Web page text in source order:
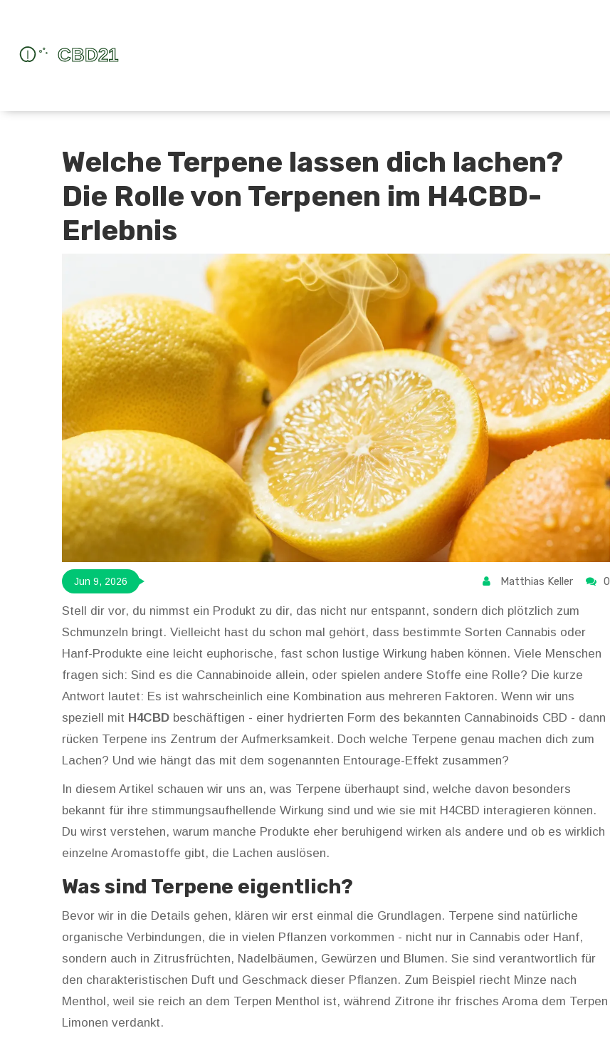
Welche Terpene lassen dich lachen?
Die Rolle von Terpenen im H4CBD-
Erlebnis
Jun 9, 2026 Matthias Keller 0
Stell dir vor, du nimmst ein Produkt zu dir, das nicht nur entspannt, sondern dich plötzlich zum
Schmunzeln bringt. Vielleicht hast du schon mal gehört, dass bestimmte Sorten Cannabis oder
Hanf-Produkte eine leicht euphorische, fast schon lustige Wirkung haben können. Viele Menschen
fragen sich: Sind es die Cannabinoide allein, oder spielen andere Stoffe eine Rolle? Die kurze
Antwort lautet: Es ist wahrscheinlich eine Kombination aus mehreren Faktoren. Wenn wir uns
speziell mit H4CBD beschäftigen - einer hydrierten Form des bekannten Cannabinoids CBD - dann
rücken Terpene ins Zentrum der Aufmerksamkeit. Doch welche Terpene genau machen dich zum
Lachen? Und wie hängt das mit dem sogenannten Entourage-Effekt zusammen?
In diesem Artikel schauen wir uns an, was Terpene überhaupt sind, welche davon besonders
bekannt für ihre stimmungsaufhellende Wirkung sind und wie sie mit H4CBD interagieren können.
Du wirst verstehen, warum manche Produkte eher beruhigend wirken als andere und ob es wirklich
einzelne Aromastoffe gibt, die Lachen auslösen.
Was sind Terpene eigentlich?
Bevor wir in die Details gehen, klären wir erst einmal die Grundlagen. Terpene sind natürliche
organische Verbindungen, die in vielen Pflanzen vorkommen - nicht nur in Cannabis oder Hanf,
sondern auch in Zitrusfrüchten, Nadelbäumen, Gewürzen und Blumen. Sie sind verantwortlich für
den charakteristischen Duft und Geschmack dieser Pflanzen. Zum Beispiel riecht Minze nach
Menthol, weil sie reich an dem Terpen Menthol ist, während Zitrone ihr frisches Aroma dem Terpen
Limonen verdankt.